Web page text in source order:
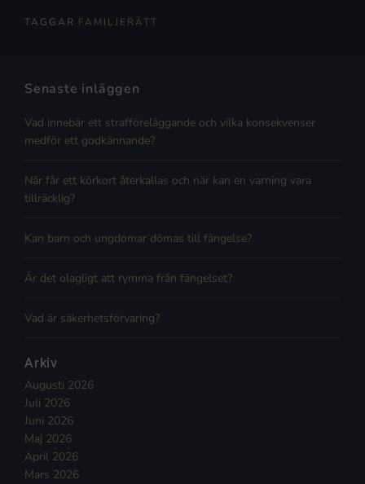
TAGGAR FAMILJERÄTT
Senaste inläggen
Vad innebär ett strafföreläggande och vilka konsekvenser
medför ett godkännande?
När får ett körkort återkallas och när kan en varning vara
tillräcklig?
Kan barn och ungdomar dömas till fängelse?
Är det olagligt att rymma från fängelset?
Vad är säkerhetsförvaring?
Arkiv
Augusti 2026
Juli 2026
Juni 2026
Maj 2026
April 2026
Mars 2026